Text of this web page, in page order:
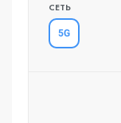
СЕТЬ
5G